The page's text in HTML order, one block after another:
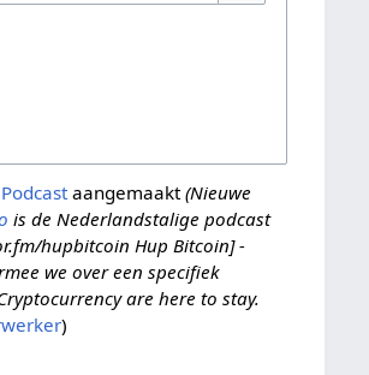
aangemaakt(Nieuwe
is de Nederlandstalige podcast
hupbitcoin Hup Bitcoin] -
we over een specifiek
are here to stay.